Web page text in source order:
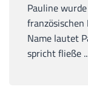
Pauline
Name lautet
spricht fließe